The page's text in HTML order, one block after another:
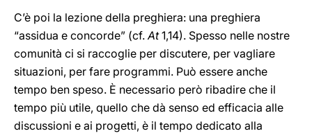
C’è poi la lezione della preghiera: una preghiera
“assidua e concorde” (cf.At1,14). Spesso nelle nostre
comunità ci si raccoglie per discutere, per vagliare
situazioni, per fare programmi. Può essere anche
tempo ben speso. È necessario però ribadire che il
tempo più utile, quello che dà senso ed efficacia alle
discussioni e ai progetti, è il tempo dedicato alla